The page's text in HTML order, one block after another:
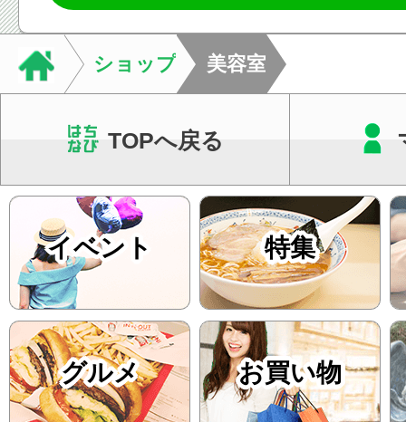
ショップ 美容室
TOPへ戻る
イベント 特集
グルメ お買い物